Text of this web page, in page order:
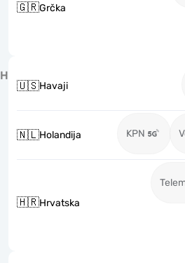
🇬🇷Grčka
H
🇺🇸Havaji
🇳🇱Holandija KPN
🇭🇷Hrvatska